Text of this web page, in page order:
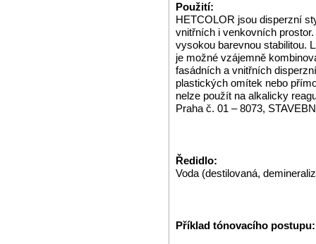
Použití:
HETCOLOR jsou disperzní
vnitřních i venkovních
vysokou barevnou stabilitou.
je možné vzájemně
fasádních a vnitřních
plastických omítek nebo
nelze použít na alkalicky
Praha č. 01 – 8073,
Ředidlo:
Voda (destilovaná,
Příklad tónovacího postupu: